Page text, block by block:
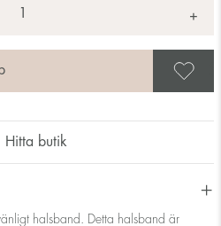
+
Hitta butik
halsband. Detta halsband är